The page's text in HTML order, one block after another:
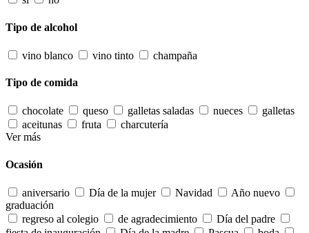
Tipo de alcohol
vino blanco vino tinto champaña
Tipo de comida
chocolate queso galletas saladas nueces
galletas
aceitunas
fruta
charcutería
Ver más
Ocasión
aniversario Día de la mujer Navidad
Año nuevo
graduación
regreso al colegio
de agradecimiento
Día del padre